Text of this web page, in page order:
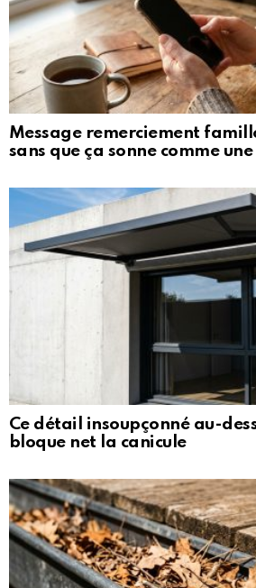
Message remerciement
sans que ça sonne comme
Ce détail insoupçonné au-
bloque net la canicule